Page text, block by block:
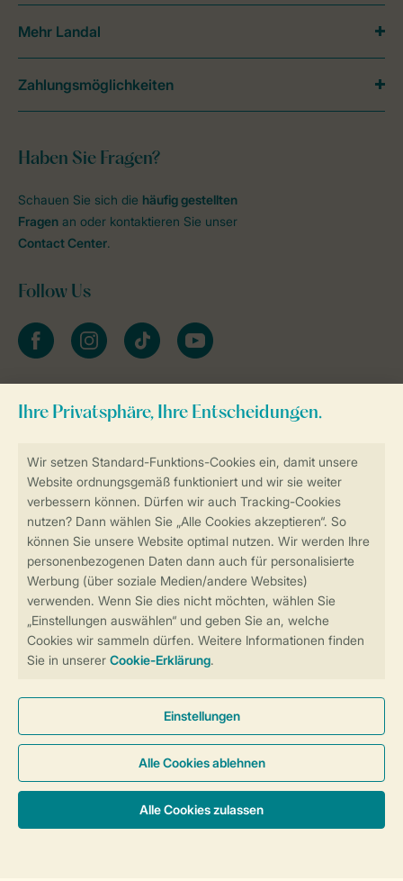
Weitere Informationen und Einstellungen
Sicher und schnell zur Online-Buchung
Sichere Datenübertragung
Sicheres Bezahlen
Haben Sie Fragen?
Schauen Sie sich die häufig gestellten
Fragen an oder kontaktieren Sie unser
Contact Center.
Follow Us
facebookinstagramtiktok youtube
Zum Newsletter anmelden
Mehr Landal
Zahlungsmöglichkeiten